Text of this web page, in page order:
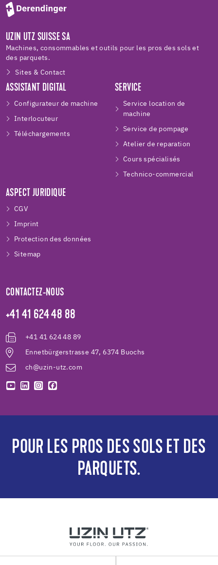
UZIN UTZ SUISSE SA
Machines, consommables et outils pour les pros des sols et
des parquets.
Sites & Contact
ASSISTANT DIGITAL
Configurateur de machine
Interlocuteur
Téléchargements
SERVICE
Service location de
machine
Service de pompage
Atelier de reparation
Cours spécialisés
Technico-commercial
ASPECT JURIDIQUE
CGV
Imprint
Protection des données
Sitemap
CONTACTEZ-NOUS
+41 41 624 48 88
+41 41 624 48 89
Ennetbürgerstrasse 47, 6374 Buochs
ch@uzin-utz.com
POUR LES PROS DES SOLS ET DES
PARQUETS.